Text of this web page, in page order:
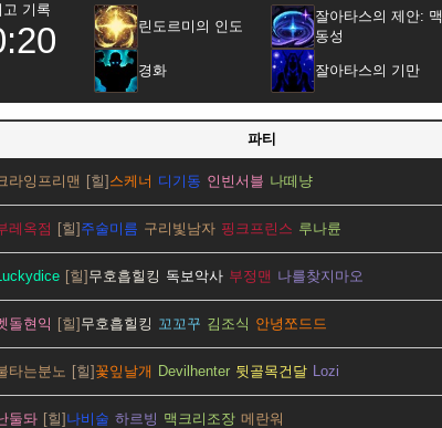
기록
린도르미의 인도
잘아타스의 제안: 맥
동성
경화 잘아타스의 기만
파티
라잉프리맨 스케너 디기동 인빈서블 나떼냥
레옥점 주술미름 구리빛남자 핑크프린스 루나륜
무호흡힐킹 독보악사 부정맨 나를찾지마오
돌현익 무호흡힐킹 꼬꼬꾸 김조식 안녕쪼드드
타는분노 꽃잎날개 Devilhenter 뒷골목건달 Lozi
둘돠 나비술 하르빙 맥크리조장 메란워